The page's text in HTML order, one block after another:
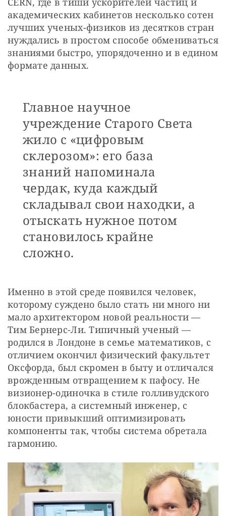
академических кабинетов несколько сотен
лучших ученых-физиков из десятков стран
нуждались в простом способе обмениваться
знаниями быстро, упорядоченно и в едином
формате данных.
Главное научное
учреждение Старого Света
жило с «цифровым
склерозом»: его база
знаний напоминала
чердак, куда каждый
складывал свои находки, а
отыскать нужное потом
становилось крайне
сложно.
Именно в этой среде появился человек,
которому суждено было стать ни много ни
мало архитектором новой реальности —
Тим Бернерс-Ли. Типичный ученый —
родился в Лондоне в семье математиков, с
отличием окончил физический факультет
Оксфорда, был скромен в быту и отличался
врожденным отвращением к пафосу. Не
визионер-одиночка в стиле голливудского
блокбастера, а системный инженер, с
юности привыкший оптимизировать
компоненты так, чтобы система обретала
гармонию.